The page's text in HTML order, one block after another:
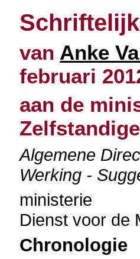
van Anke
februari
aan de
Algemene
Werking -
ministerie
Dienst voor de
Chronologie